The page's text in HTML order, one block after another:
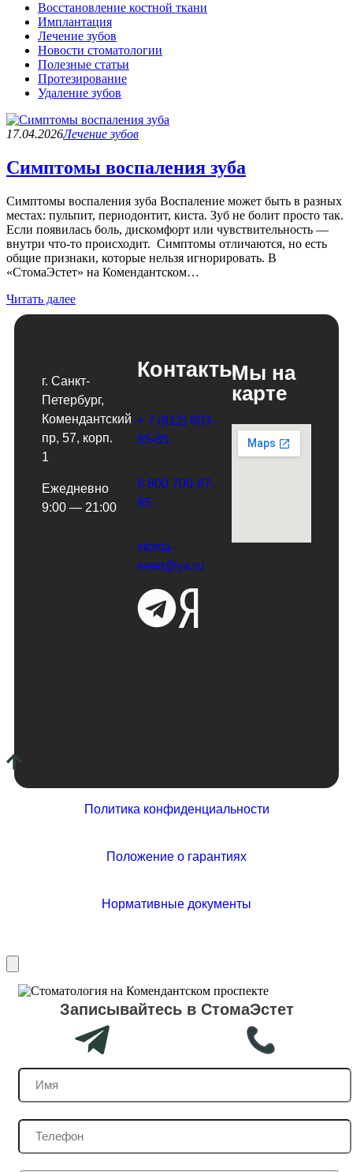
Восстановление костной ткани
Имплантация
Лечение зубов
Новости стоматологии
Полезные статьи
Протезирование
Удаление зубов
17.04.2026Лечение зубов
Симптомы воспаления зуба
Симптомы воспаления зуба Воспаление может быть в разных
местах: пульпит, периодонтит, киста. Зуб не болит просто так.
Если появилась боль, дискомфорт или чувствительность —
внутри что-то происходит. Симптомы отличаются, но есть
общие признаки, которые нельзя игнорировать. В
«СтомаЭстет» на Комендантском…
Читать далее
г. Санкт-
Петербург,
Комендантский
пр, 57, корп.
1
Ежедневно
9:00 — 21:00
Контакты
+ 7 (812) 603-
85-85
8 800 700-87-
85
stoma-
estet@ya.ru
Мы на
карте
Политика конфиденциальности
Положение о гарантиях
Нормативные документы
Записывайтесь в СтомаЭстет